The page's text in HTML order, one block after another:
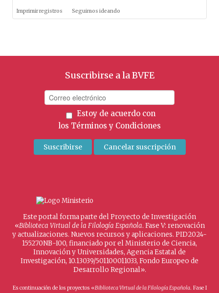
Imprimir registros Seguimos ideando
Suscribirse a la BVFE
Estoy de acuerdo con
los Términos y Condiciones
Este portal forma parte del Proyecto de Investigación
«Biblioteca Virtual de la Filología Española. Fase V: renovación
y actualizaciones. Nuevos recursos y aplicaciones. PID2024-
155270NB-I00, financiado por el Ministerio de Ciencia,
Innovación y Universidades, Agencia Estatal de
Investigación, 10.13039/501100011033, Fondo Europeo de
Desarrollo Regional».
Es continuación de los proyectos «Biblioteca Virtual de la Filología Española. Fase I